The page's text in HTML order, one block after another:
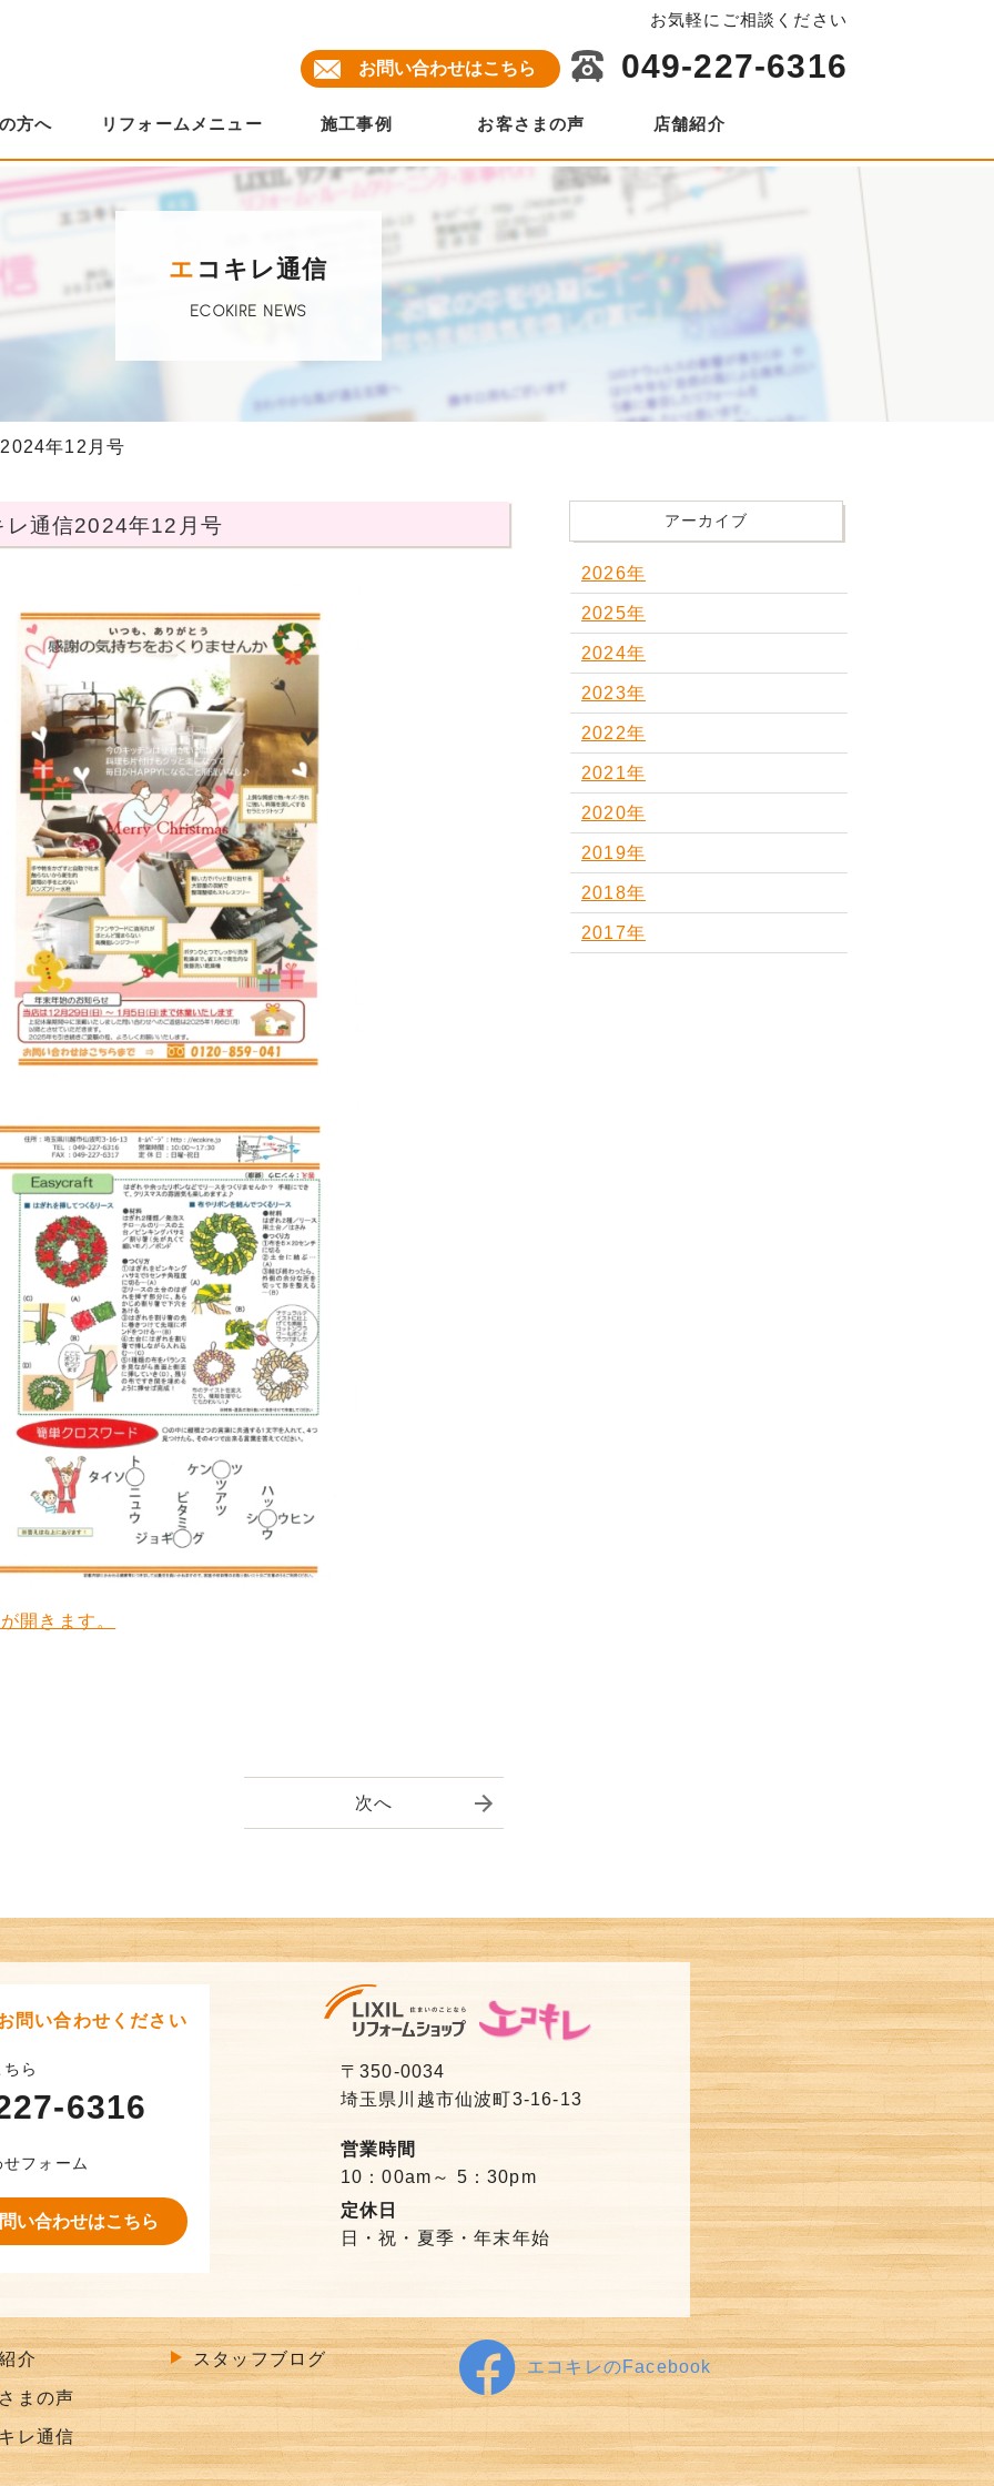
お気軽にご相談ください
049-227-6316
お問い合わせはこちら
方へ リフォームメニュー 施工事例 お客さまの声 店舗紹介
エ コキレ通信
ECOKIRE NEWS
年12月号
レ通信2024年12月号
開きます。
次へ
アーカイブ
2026年
2025年
2024年
2023年
2022年
2021年
2020年
2019年
2018年
2017年
問い合わせください
ら
6316
フォーム
い合わせはこちら
〒350-0034
埼玉県川越市仙波町3-16-13
営業時間
10：00am～ 5：30pm
定休日
日・祝・夏季・年末年始
介
まの声
レ通信
スタッフブログ エコキレのFacebook